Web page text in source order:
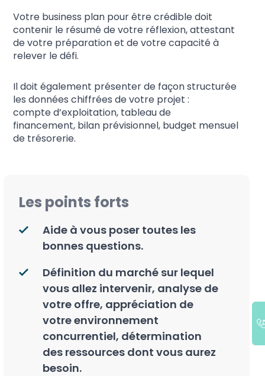
Votre business plan pour être crédible doit
contenir le résumé de votre réflexion, attestant
de votre préparation et de votre capacité à
relever le défi.
Il doit également présenter de façon structurée
les données chiffrées de votre projet :
compte d’exploitation, tableau de
financement, bilan prévisionnel, budget mensuel
de trésorerie.
Les points forts
Aide à vous poser toutes les
bonnes questions.
Définition du marché sur lequel
vous allez intervenir, analyse de
votre offre, appréciation de
votre environnement
concurrentiel, détermination
des ressources dont vous aurez
besoin.